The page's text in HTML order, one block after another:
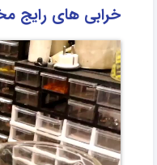
خرابی‌ های رایج